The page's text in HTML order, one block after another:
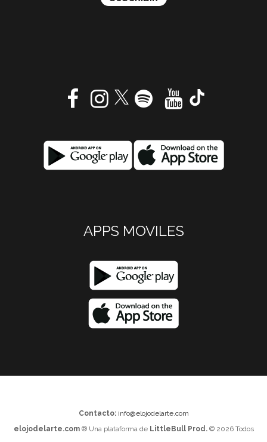
APPS MOVILES
Contacto: info@elojodelarte.com
elojodelarte.com® Una plataforma de LittleBull Prod.© 2026 Todos